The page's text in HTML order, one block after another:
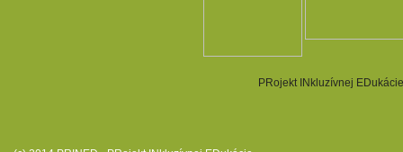
PRojekt INkluzívnej